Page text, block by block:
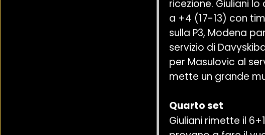
ricezione. Giuliani
a +4 (17-13) con
sulla P3, Modena
servizio di
per Masulovic al
mette un grande
Quarto set
Giuliani rimette il